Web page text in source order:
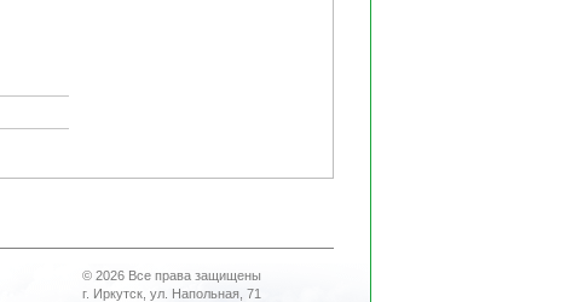
© 2026 Все права защищены
г. Иркутск, ул. Напольная, 71